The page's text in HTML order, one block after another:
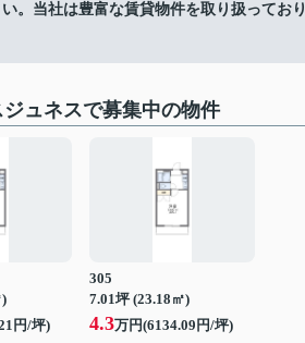
。当社は豊富な賃貸物件を取り扱ってお
ジュネスで募集中の物件
円/坪)
305
7.01坪 (23.18㎡)
4.3万円(6134.09円/坪)